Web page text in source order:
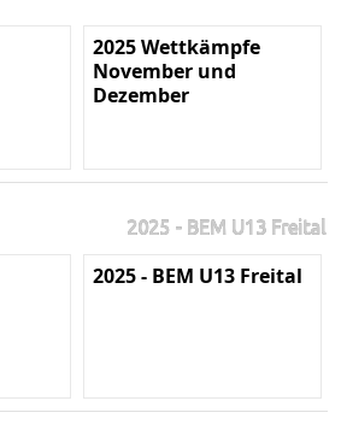
2025 Wettkämpfe
November und
Dezember
2025 - BEM U13 Freital
2025 - BEM U13 Freital